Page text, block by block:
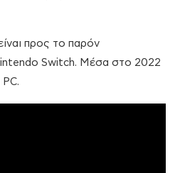
προς το παρόν
Switch. Μέσα στο 2022